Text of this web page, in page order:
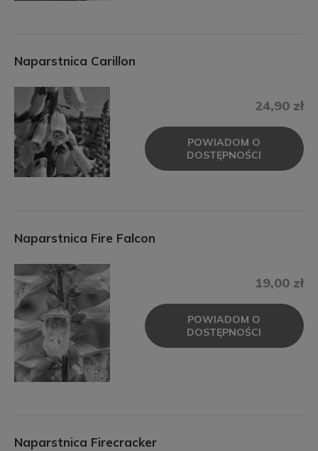
Naparstnica Carillon
24,90 zł
POWIADOM O
DOSTĘPNOŚCI
Naparstnica Fire Falcon
19,00 zł
POWIADOM O
DOSTĘPNOŚCI
Naparstnica Firecracker